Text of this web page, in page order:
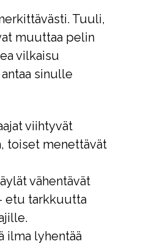
Tuuli,
muuttaa pelin
vilkaisu
sinulle
viihtyvät
toiset menettävät
vähentävät
etu tarkkuutta
ilma lyhentää